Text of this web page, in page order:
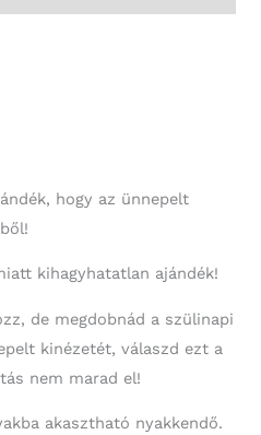
hogy az ünnepelt
kihagyhatatlan ajándék!
de megdobnád a szülinapi
kinézetét, válaszd ezt a
nem marad el!
akasztható nyakkendő.